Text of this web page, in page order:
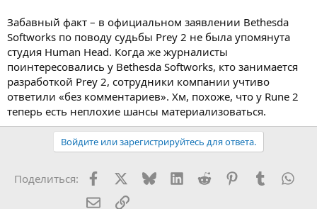
Забавный факт – в официальном заявлении Bethesda
Softworks по поводу судьбы Prey 2 не была упомянута
студия Human Head. Когда же журналисты
поинтересовались у Bethesda Softworks, кто занимается
разработкой Prey 2, сотрудники компании учтиво
ответили «без комментариев». Хм, похоже, что у Rune 2
теперь есть неплохие шансы материализоваться.
Войдите или зарегистрируйтесь для ответа.
Поделиться: FacebookX (Twitter)
BlueskyLinkedInReddit PinterestTumblr
Электронная почта
Ссылка